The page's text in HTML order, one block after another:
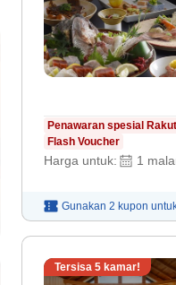
Penawaran spesial
Flash Voucher
Harga untuk: 1
Gunakan 2 kupon
Tersisa 5 kamar!